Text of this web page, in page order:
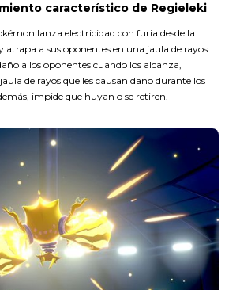
característico de Regieleki
lanza electricidad con furia desde la
atrapa a sus oponentes en una jaula de rayos.
a los oponentes cuando los alcanza,
de rayos que les causan daño durante los
impide que huyan o se retiren.